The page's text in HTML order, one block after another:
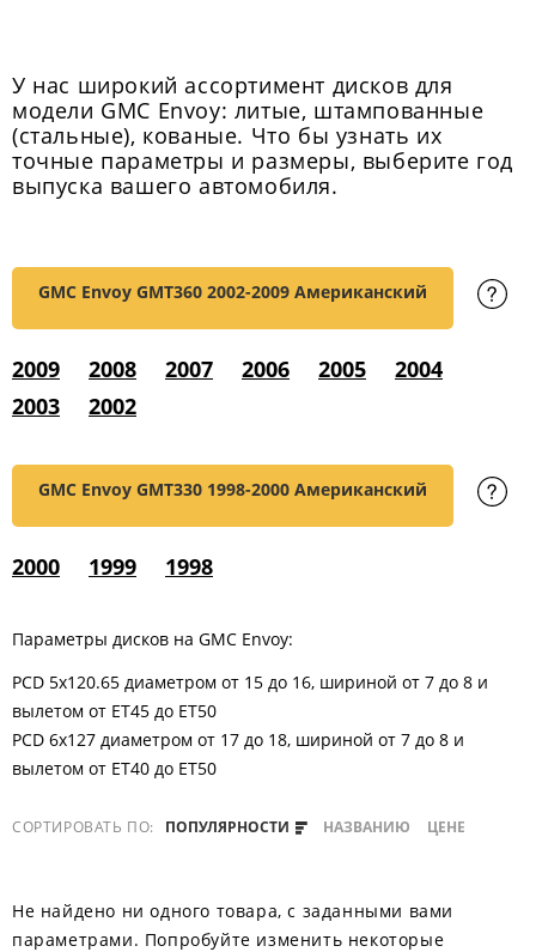
У нас широкий ассортимент дисков для
модели GMC Envoy: литые, штампованные
(стальные), кованые. Что бы узнать их
точные параметры и размеры, выберите год
выпуска вашего автомобиля.
GMC Envoy GMT360 2002-2009 Американский
2009 2008 2007 2006 2005
2004
2003
2002
GMC Envoy GMT330 1998-2000 Американский
2000 1999 1998
Параметры дисков на GMC Envoy:
PCD 5x120.65 диаметром от 15 до 16, шириной от 7 до 8 и
вылетом от ET45 до ET50
PCD 6x127 диаметром от 17 до 18, шириной от 7 до 8 и
вылетом от ET40 до ET50
СОРТИРОВАТЬ ПО: ПОПУЛЯРНОСТИ НАЗВАНИЮ ЦЕНЕ
Не найдено ни одного товара, с заданными вами
параметрами. Попробуйте изменить некоторые